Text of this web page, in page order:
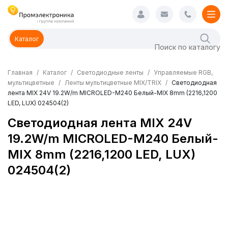
Каталог
Главная Каталог Светодиодные ленты
Управляемые RGB,
мультицветные
Ленты мультицветные MIX/TRIX
Светодиодная
лента MIX 24V 19.2W/m MICROLED-M240 Белый-MIX 8mm (2216,1200
LED, LUX) 024504(2)
Светодиодная лента MIX 24V
19.2W/m MICROLED-M240 Белый-
MIX 8mm (2216,1200 LED, LUX)
024504(2)